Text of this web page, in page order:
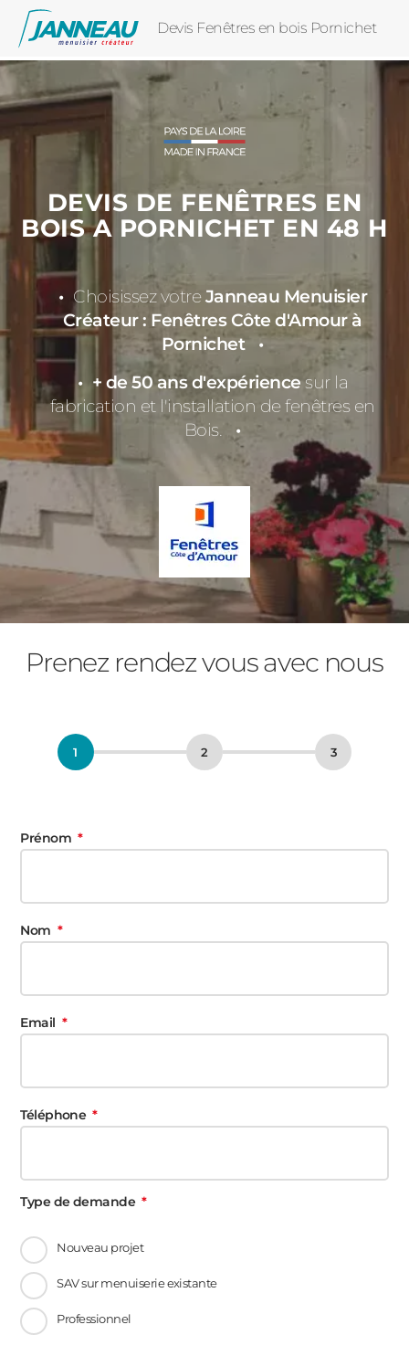
Devis Fenêtres en bois Pornichet
DEVIS DE FENÊTRES EN
BOIS A PORNICHET EN 48 H
Choisissez votreJanneau Menuisier
Créateur : Fenêtres Côte d'Amour à
Pornichet
+ de 50 ans d'expériencesur la
fabrication et l'installation de fenêtres en
Bois.
Prenez rendez vous avec nous
Prénom
Nom
Email
Téléphone
Type de demande
Nouveau projet
SAV sur menuiserie existante
Professionnel